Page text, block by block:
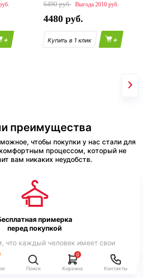
Поиск
0
Корзина Контакты
+
6490
2010
4480
+
преимущества
чтобы покупки у нас стали для
процессом, который не
вам никаких неудобств.
примерка
перед покупкой
что каждый человек имеет свои
параметры тела и предлагаем вам
тем, как его купить. Это поможет
ошибок в выборе размера.